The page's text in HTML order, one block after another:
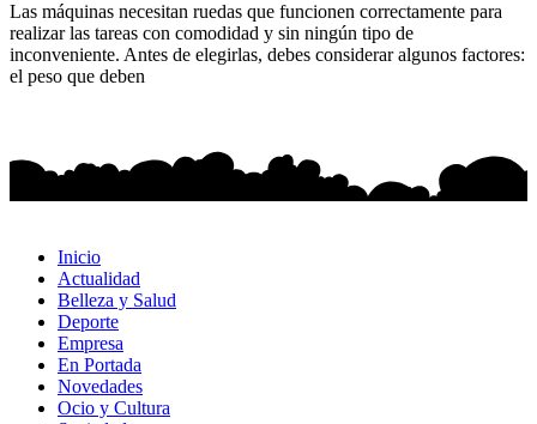
Las máquinas necesitan ruedas que funcionen correctamente para
realizar las tareas con comodidad y sin ningún tipo de
inconveniente. Antes de elegirlas, debes considerar algunos factores:
el peso que deben
Inicio
Actualidad
Belleza y Salud
Deporte
Empresa
En Portada
Novedades
Ocio y Cultura